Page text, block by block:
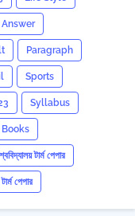
Answer
Paragraph
Sports
‍Syllabus
Books
টার্ম পেপার
টার্ম পেপার